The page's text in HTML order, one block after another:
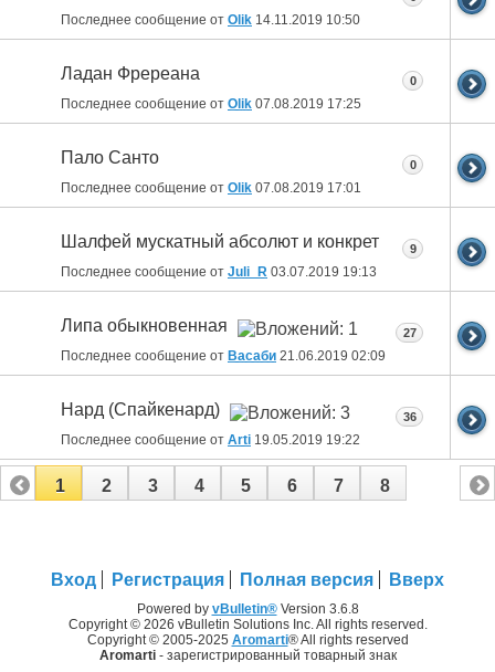
Последнее сообщение от Olik 14.11.2019 10:50
Ладан Фререана
Последнее сообщение от Olik 07.08.2019 17:25
0
Пало Санто
Последнее сообщение от Olik 07.08.2019 17:01
0
Шалфей мускатный абсолют и конкрет
Последнее сообщение от Juli_R 03.07.2019 19:13
9
Липа обыкновенная
Последнее сообщение от Васаби 21.06.2019 02:09
27
Нард (Спайкенард)
Последнее сообщение от Arti 19.05.2019 19:22
36
1 2 3 4 5 6 7 8
Вход Регистрация Полная версия Вверх
Powered by vBulletin®Version 3.6.8
Copyright © 2026 vBulletin Solutions Inc. All rights reserved.
Copyright © 2005-2025 Aromarti® All rights reserved
Aromarti- зарегистрированный товарный знак